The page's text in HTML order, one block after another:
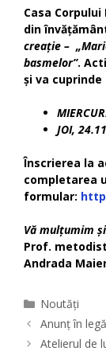
Casa
din
creație –
basmelor”.
și va cuprinde
JOI,
Înscrierea la
completarea
formular:
Vă mulțumim
Prof. metodist
Andrada
Categories
Noutăți
Anunț în
Atelierul de